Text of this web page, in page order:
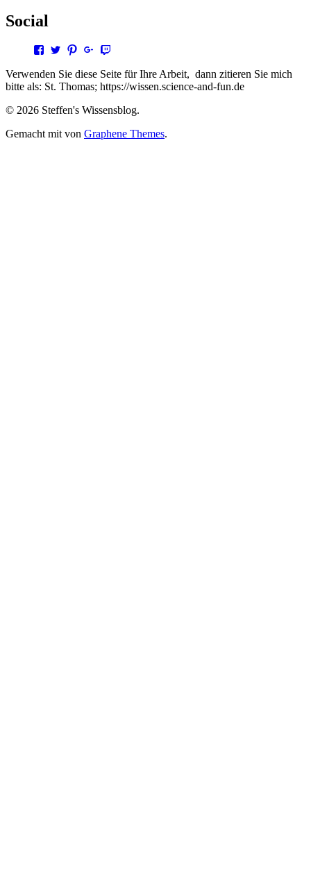
Social
Profil
steffen.thomas1
auf
Facebook
anzeigen
Profil
steto123
auf
Twitter
anzeigen
Profil
steffen3669
auf
Pinterest
anzeigen
Profil
Steffen
Thomas
auf
Google+
anzeigen
steto123
auf
Twitch
anzeigen
Verwenden Sie diese Seite für Ihre Arbeit, dann zitieren Sie mich
bitte als: St. Thomas; https://wissen.science-and-fun.de
© 2026 Steffen's Wissensblog.
Gemacht mit von Graphene Themes.